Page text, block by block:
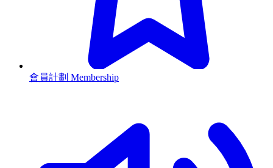
會員計劃 Membership